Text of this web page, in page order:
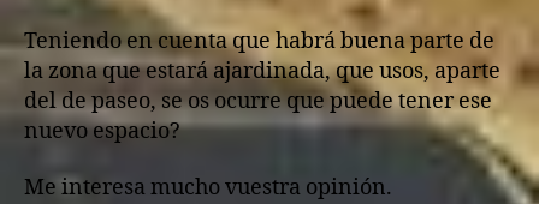
Teniendo en cuenta que habrá buena parte de
la zona que estará ajardinada, que usos, aparte
del de paseo, se os ocurre que puede tener ese
nuevo espacio?
Me interesa mucho vuestra opinión.